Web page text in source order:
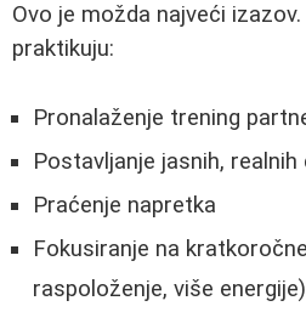
Ovo je možda najveći
praktikuju:
Pronalaženje trening
Postavljanje jasnih, realnih
Praćenje napretka
Fokusiranje na
raspoloženje, više energije)